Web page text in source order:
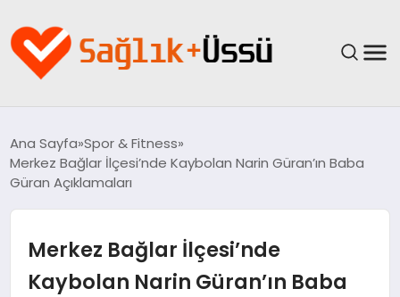
YAŞAM
Ana Sayfa Spor & Fitness
Merkez Bağlar İlçesi’nde Kaybolan Narin Güran’ın Baba
Güran Açıklamaları
Merkez Bağlar İlçesi’nde
Kaybolan Narin Güran’ın Baba